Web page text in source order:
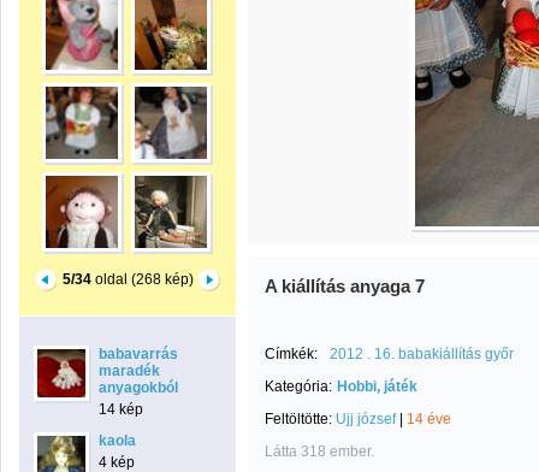
5/34oldal (268 kép)
babavarrás
maradék
anyagokból
14 kép
kaola
4 kép
A kiállítás anyaga 7
Címkék:
2012 . 16. babakiállítás győr
Kategória: Hobbi, játék
Feltöltötte: Ujj józsef| 14 éve
Látta 318 ember.